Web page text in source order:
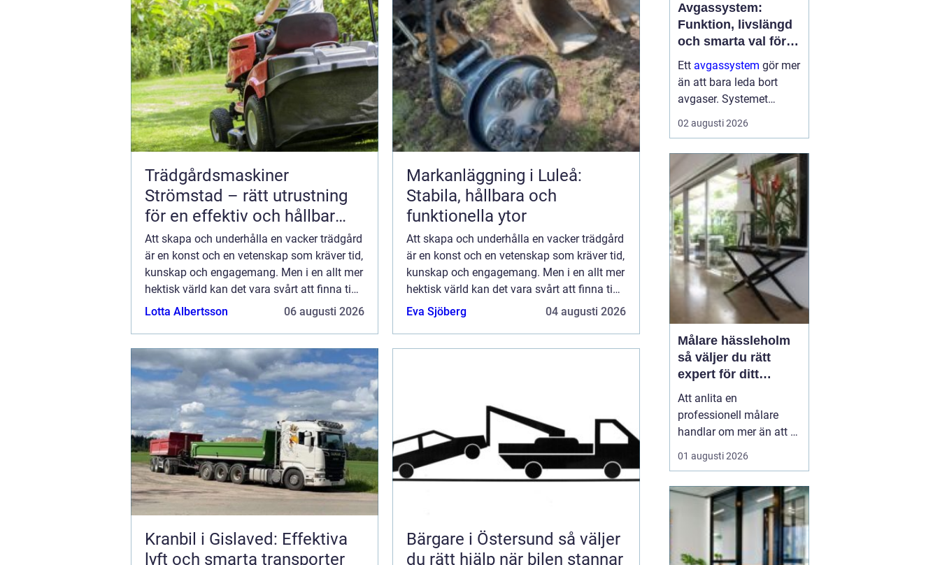
Trädgårdsmaskiner
Strömstad – rätt utrustning
för en effektiv och hållbar
trädgård
Att skapa och underhålla en vacker trädgård
är en konst och en vetenskap som kräver tid,
kunskap och engagemang. Men i en allt mer
hektisk värld kan det vara svårt att finna tid
och energi att ta hand om din utom...
Lotta Albertsson 06 augusti 2026
Markanläggning i Luleå:
Stabila, hållbara och
funktionella ytor
Att skapa och underhålla en vacker trädgård
är en konst och en vetenskap som kräver tid,
kunskap och engagemang. Men i en allt mer
hektisk värld kan det vara svårt att finna tid
och energi att ta hand om din utom...
Eva Sjöberg 04 augusti 2026
Kranbil i Gislaved: Effektiva
lyft och smarta transporter
Bärgare i Östersund så väljer
du rätt hjälp när bilen stannar
Avgassystem:
Funktion, livslängd
och smarta val för
bilägare
Ett avgassystem gör mer
än att bara leda bort
avgaser. Systemet
dämpar ljud, minskar
skadliga utsläpp och
passagerare. När
avgassystemet fungerar
som det ...
02 augusti 2026
Målare hässleholm
så väljer du rätt
expert för ditt
måleriprojekt
Att anlita en
professionell målare
handlar om mer än att få
nya färger på väggarna.
En kunnig hantverkare
på husets ytor, höja
värdet på bostaden och
skapa miljöer som
känns både lugna och
01 augusti 2026